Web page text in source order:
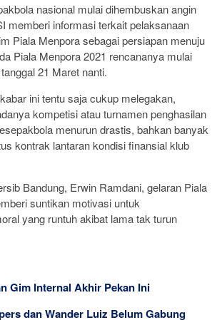
nasional mulai dihembuskan angin
memberi informasi terkait pelaksanaan
Piala Menpora sebagai persiapan menuju
Piala Menpora 2021 rencananya mulai
21 Maret nanti.
ini tentu saja cukup melegakan,
kompetisi atau turnamen penghasilan
menurun drastis, bahkan banyak
kontrak lantaran kondisi finansial klub
Bandung, Erwin Ramdani, gelaran Piala
suntikan motivasi untuk
yang runtuh akibat lama tak turun
Gim Internal Akhir Pekan Ini
dan Wander Luiz Belum Gabung